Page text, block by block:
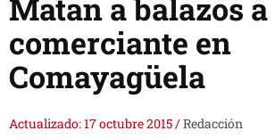
Matan a balazos a
comerciante en
Comayagüela
Actualizado: 17 octubre 2015/Redacción